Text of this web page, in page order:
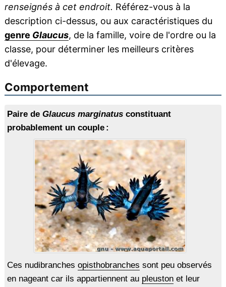
renseignés à cet endroit. Référez-vous à la
description ci-dessus, ou aux caractéristiques du
genre Glaucus, de la famille, voire de l'ordre ou la
classe, pour déterminer les meilleurs critères
d'élevage.
Comportement
Paire de Glaucus marginatusconstituant
probablement un couple :
Ces nudibranches opisthobranches sont peu observés
en nageant car ils appartiennent au pleustonet leur